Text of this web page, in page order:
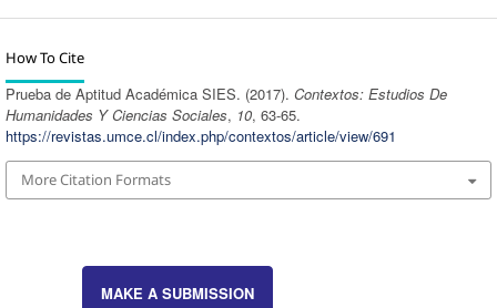
How To Cite
Prueba de Aptitud Académica SIES. (2017). Contextos: Estudios De
Humanidades Y Ciencias Sociales, 10, 63-65.
https://revistas.umce.cl/index.php/contextos/article/view/691
More Citation Formats
MAKE A SUBMISSION